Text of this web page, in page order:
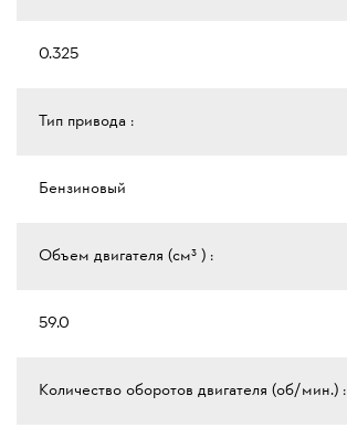
0.325
Тип привода :
Бензиновый
Объем двигателя (см³ ) :
59.0
Количество оборотов двигателя (об/мин.) :